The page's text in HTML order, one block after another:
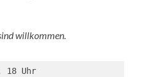
willkommen.
18 Uhr